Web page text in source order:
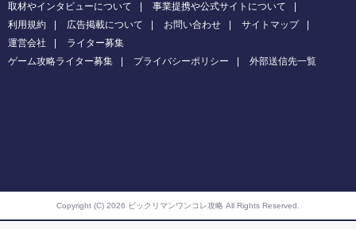
取材やインタビューについて
事業提携や公式サイトについて
利用規約
広告掲載について お問い合わせ
サイトマップ
運営会社
ライター募集
ゲーム攻略ライター募集
プライバシーポリシー 外部送信先一覧
Copyright (C) 2026 ビックリマンワンコレ攻略 All Rights Reserved.